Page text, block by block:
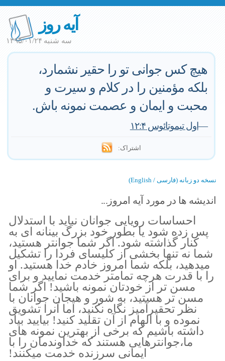
آیه روز
سه شنبه ۱۳۹۵/۰۱/۲۴
هیچ کس جوانی تو را حقیر نشمارد،
بلکه مؤمنین را در کلام و سیرت و
محبت و ایمان و عصمت نمونه باش.
—اول تیموتائوس ۱۲:۴
اشتراک:
نسخه دو زبانه (فارسی / English)
اندیشه ها در مورد آیه امروز...
احساسات رویایی جوانان نباید با استدلال
پس زده شود یا بطور خود بزرگ بینانه ای به
کنار گذاشته شود. اگر شما جوانتر هستید،
شما نه تنها بخشی از کلیسای فردا را تشکیل
میدهید،‌ بلکه شما امروز خادم خدا هستید. او
را با قدرت هرچه تمامتر خدمت نمایید و برای
مسن تر از خودتان نمونه باشید! اگر شما
مسن تر هستید، به شور و هیجان جوانان با
نظر تحقیر‌آمیز نگاه نکنید، اما آنرا تشویق
نموده و با الهام از آن تقلید کنید! بیایید بیاد
داشته باشیم که برخی از بهترین نمونه های
ما،جوانترهایی هستند که خداوندمان را با
ایمانی سرزنده خدمت میکنند!